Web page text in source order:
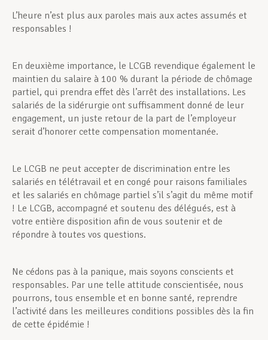
L’heure n’est plus aux paroles mais aux actes assumés et
responsables !
En deuxième importance, le LCGB revendique également le
maintien du salaire à 100 % durant la période de chômage
partiel, qui prendra effet dès l’arrêt des installations. Les
salariés de la sidérurgie ont suffisamment donné de leur
engagement, un juste retour de la part de l’employeur
serait d’honorer cette compensation momentanée.
Le LCGB ne peut accepter de discrimination entre les
salariés en télétravail et en congé pour raisons familiales
et les salariés en chômage partiel s’il s’agit du même motif
! Le LCGB, accompagné et soutenu des délégués, est à
votre entière disposition afin de vous soutenir et de
répondre à toutes vos questions.
Ne cédons pas à la panique, mais soyons conscients et
responsables. Par une telle attitude conscientisée, nous
pourrons, tous ensemble et en bonne santé, reprendre
l’activité dans les meilleures conditions possibles dès la fin
de cette épidémie !